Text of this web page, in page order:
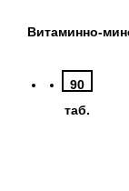
90
таб.